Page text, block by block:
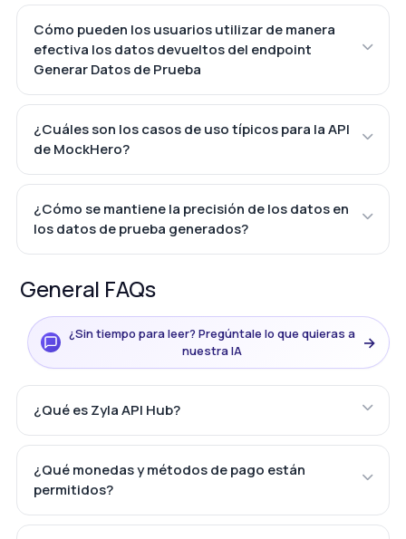
Cómo pueden los usuarios utilizar de manera
efectiva los datos devueltos del endpoint
Generar Datos de Prueba
¿Cuáles son los casos de uso típicos para la API
de MockHero?
¿Cómo se mantiene la precisión de los datos en
los datos de prueba generados?
General FAQs
¿Sin tiempo para leer? Pregúntale lo que quieras a
nuestra IA
→
¿Qué es Zyla API Hub?
¿Qué monedas y métodos de pago están
permitidos?